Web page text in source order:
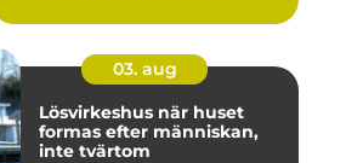
03. aug
Lösvirkeshus när huset
formas efter människan,
inte tvärtom